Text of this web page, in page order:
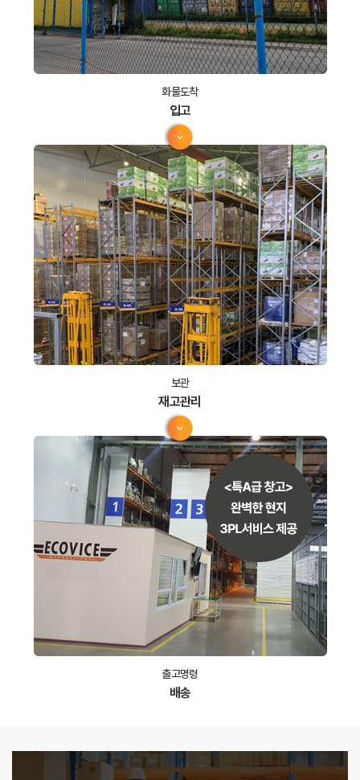
화물도착
입고
보관
재고관리
출고명령
배송